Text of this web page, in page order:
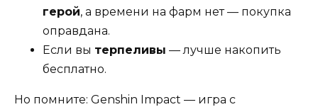
герой, а времени на фарм нет — покупка
оправдана.
Если вы терпеливы — лучше накопить
бесплатно.
Но помните: Genshin Impact — игра с